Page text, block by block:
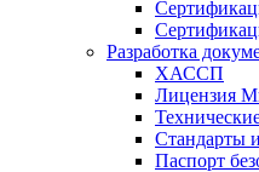
Разработка
ХАССП
Лицензия
Стандарты
Паспорт